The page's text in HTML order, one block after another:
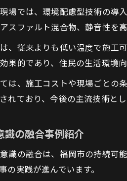
低炭
場では、環境配慮型技術の導
スファルト混合物、静音性を
、従来よりも低い温度で施工
果的であり、住民の生活環境向
は、施工コストや現場ごとの
れており、今後の主流技術とし
識の融合事例紹介
識の融合は、福岡市の持続可
の実践が進んでいます。